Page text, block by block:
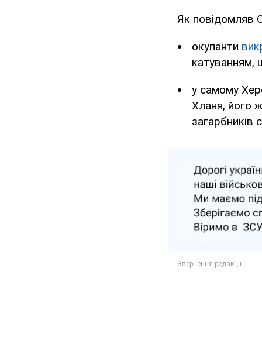
Як повідомляв
окупанти
катуванням,
у самому
Хланя, його
загарбників